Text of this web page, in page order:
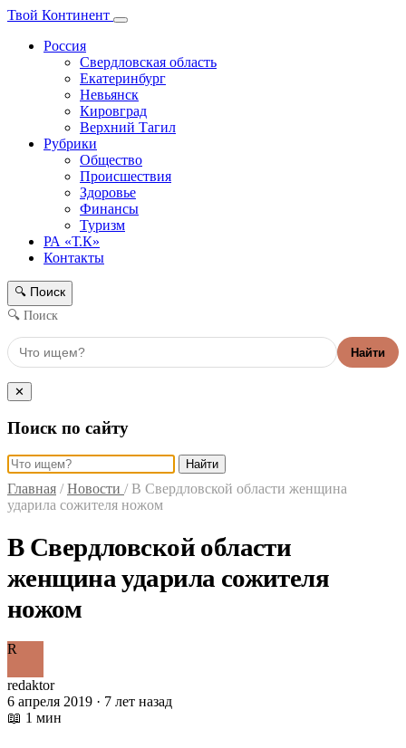
Твой Континент
Россия
Свердловская область
Екатеринбург
Невьянск
Кировград
Верхний Тагил
Рубрики
Общество
Происшествия
Здоровье
Финансы
Туризм
РА «Т.К»
Контакты
🔍 Поиск
🔍 Поиск
Найти
✕
Поиск по сайту
Найти
Главная / Новости / В Свердловской области женщина
ударила сожителя ножом
В Свердловской области
женщина ударила сожителя
ножом
R
redaktor
6 апреля 2019 · 7 лет назад
📖 1 мин